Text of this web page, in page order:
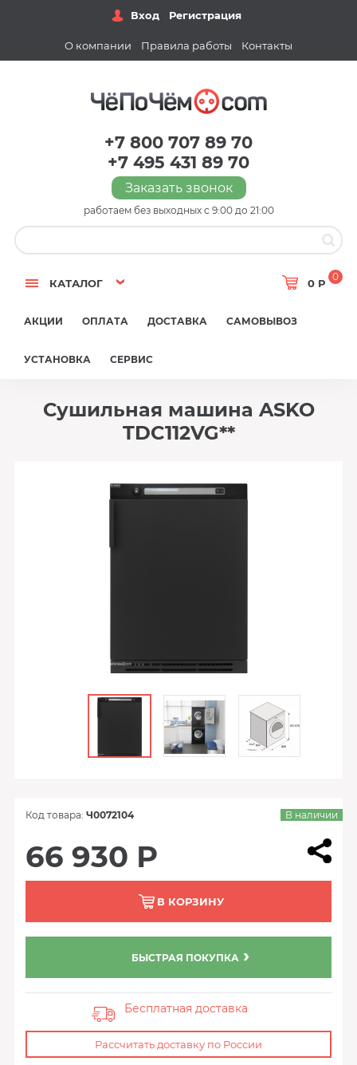
Вход Регистрация
О компании Правила работы Контакты
+7 800 707 89 70
+7 495 431 89 70
Заказать звонок
работаем без выходных с 9:00 до 21:00
КАТАЛОГ 0 Р
0
АКЦИИ ОПЛАТА ДОСТАВКА САМОВЫВОЗ
УСТАНОВКА СЕРВИС
Сушильная машина ASKO
TDC112VG**
Код товара: Ч0072104 В наличии
66 930 Р
В КОРЗИНУ
БЫСТРАЯ ПОКУПКА
Бесплатная доставка
Рассчитать доставку по России